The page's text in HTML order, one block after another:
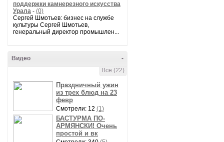
поддержки камнерезного искусства
Урала - (0)
Сергей Шмотьев: бизнес на службе
культуры Сергей Шмотьев,
генеральный директор промышлен...
-
Видео
Все (22)
Праздничный ужин
из трех блюд на 23
февр
Смотрели: 12 (1)
БАСТУРМА ПО-
АРМЯНСКИ! Очень
простой и вк